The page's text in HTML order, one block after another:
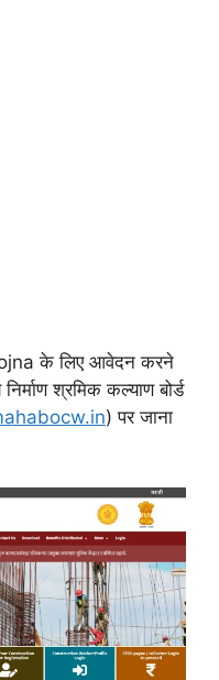
के लिए आवेदन करने
श्रमिक कल्याण बोर्ड
) पर जाना